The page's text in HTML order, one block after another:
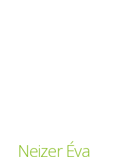
Neizer Éva